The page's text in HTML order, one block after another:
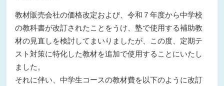
教材販売会社の価格改定および、令和７年度から中学校
の教科書が改訂されたことをうけ、塾で使用する補助教
材の見直しを検討してまいりましたが、この度、定期テ
スト対策に特化した教材を追加で使用することにいたし
ました。
それに伴い、中学生コースの教材費を以下のように改訂